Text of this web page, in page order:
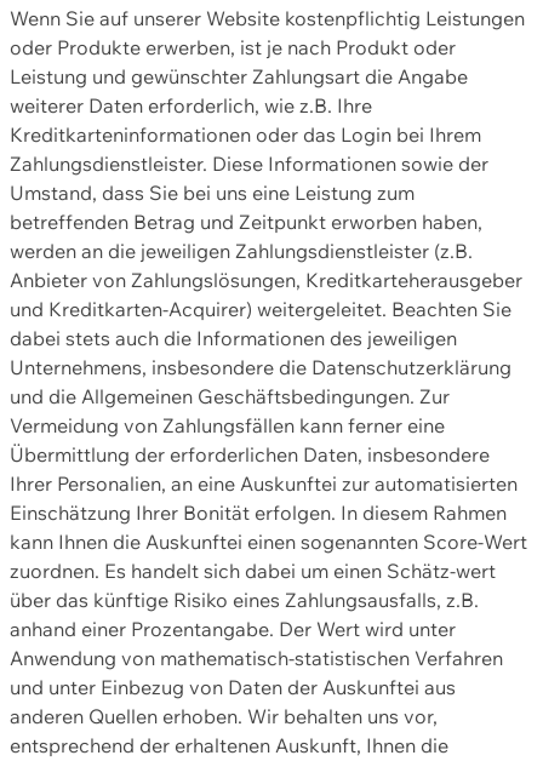
Wenn Sie auf unserer Website kostenpflichtig Leistungen
oder Produkte erwerben, ist je nach Produkt oder
Leistung und gewünschter Zahlungsart die Angabe
weiterer Daten erforderlich, wie z.B. Ihre
Kreditkarteninformationen oder das Login bei Ihrem
Zahlungsdienstleister. Diese Informationen sowie der
Umstand, dass Sie bei uns eine Leistung zum
betreffenden Betrag und Zeitpunkt erworben haben,
werden an die jeweiligen Zahlungsdienstleister (z.B.
Anbieter von Zahlungslösungen, Kreditkarteherausgeber
und Kreditkarten-Acquirer) weitergeleitet. Beachten Sie
dabei stets auch die Informationen des jeweiligen
Unternehmens, insbesondere die Datenschutzerklärung
und die Allgemeinen Geschäftsbedingungen. Zur
Vermeidung von Zahlungsfällen kann ferner eine
Übermittlung der erforderlichen Daten, insbesondere
Ihrer Personalien, an eine Auskunftei zur automatisierten
Einschätzung Ihrer Bonität erfolgen. In diesem Rahmen
kann Ihnen die Auskunftei einen sogenannten Score-Wert
zuordnen. Es handelt sich dabei um einen Schätz-wert
über das künftige Risiko eines Zahlungsausfalls, z.B.
anhand einer Prozentangabe. Der Wert wird unter
Anwendung von mathematisch-statistischen Verfahren
und unter Einbezug von Daten der Auskunftei aus
anderen Quellen erhoben. Wir behalten uns vor,
entsprechend der erhaltenen Auskunft, Ihnen die